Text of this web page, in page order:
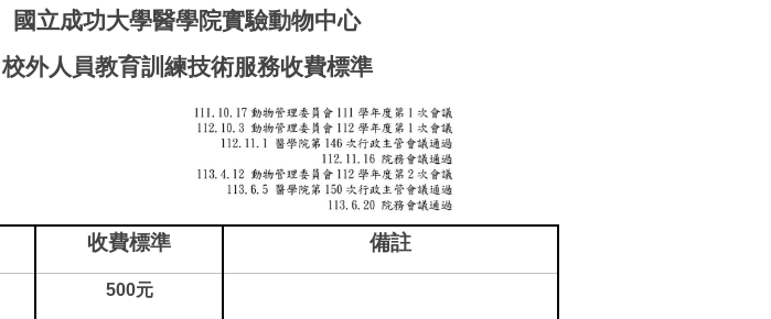
國立成功大學醫學院實驗動物中心
校外人員教育訓練技術服務收費標準
收費標準 備註
500元